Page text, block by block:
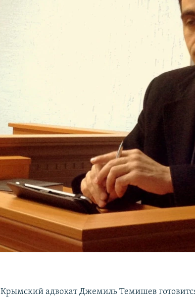
Крымский адвокат Джемиль Темишев